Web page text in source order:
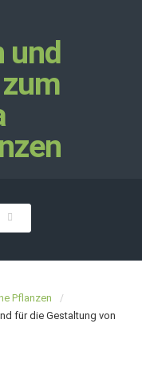
und
Pflanzen
für die Gestaltung von